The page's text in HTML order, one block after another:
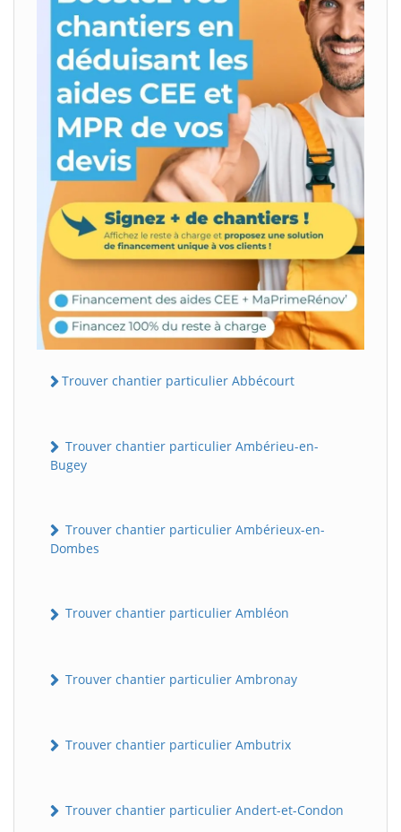
Trouver chantier particulier Abbécourt
Trouver chantier particulier Ambérieu-en-
Bugey
Trouver chantier particulier Ambérieux-en-
Dombes
Trouver chantier particulier Ambléon
Trouver chantier particulier Ambronay
Trouver chantier particulier Ambutrix
Trouver chantier particulier Andert-et-Condon